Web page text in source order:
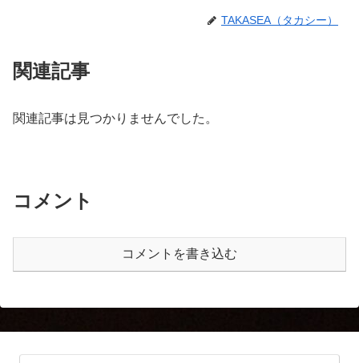
TAKASEA（タカシー）
関連記事
関連記事は見つかりませんでした。
コメント
コメントを書き込む